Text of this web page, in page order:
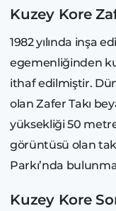
Kuzey Kore
1982 yılında inşa
egemenliğinden
ithaf edilmiştir.
olan Zafer Takı
yüksekliği 50
görüntüsü olan
Parkı’nda
Kuzey Kore